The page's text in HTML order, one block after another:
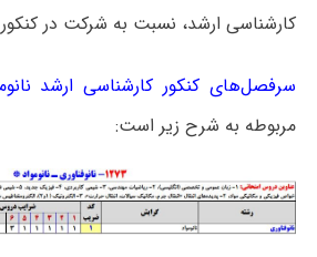
کارشناسی ارشد، نسبت به شرکت در کنکور
سرفصل‌های کنکور کارشناسی ارشد
مربوطه به شرح زیر است: